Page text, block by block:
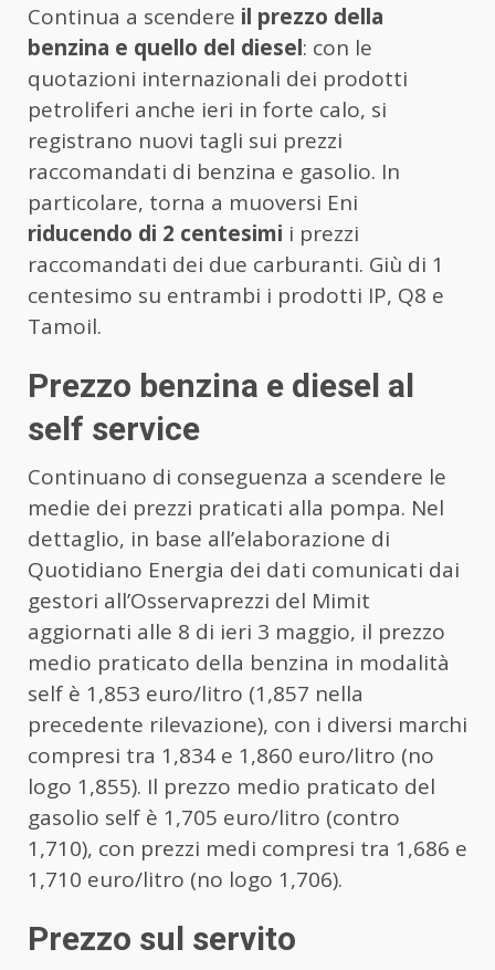
Continua a scendere il prezzo della
benzina e quello del diesel: con le
quotazioni internazionali dei prodotti
petroliferi anche ieri in forte calo, si
registrano nuovi tagli sui prezzi
raccomandati di benzina e gasolio. In
particolare, torna a muoversi Eni
riducendo di 2 centesimi i prezzi
raccomandati dei due carburanti. Giù di 1
centesimo su entrambi i prodotti IP, Q8 e
Tamoil.
Prezzo benzina e diesel al
self service
Continuano di conseguenza a scendere le
medie dei prezzi praticati alla pompa. Nel
dettaglio, in base all’elaborazione di
Quotidiano Energia dei dati comunicati dai
gestori all’Osservaprezzi del Mimit
aggiornati alle 8 di ieri 3 maggio, il prezzo
medio praticato della benzina in modalità
self è 1,853 euro/litro (1,857 nella
precedente rilevazione), con i diversi marchi
compresi tra 1,834 e 1,860 euro/litro (no
logo 1,855). Il prezzo medio praticato del
gasolio self è 1,705 euro/litro (contro
1,710), con prezzi medi compresi tra 1,686 e
1,710 euro/litro (no logo 1,706).
Prezzo sul servito